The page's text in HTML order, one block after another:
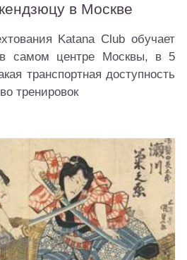
в Москве
Katana Club обучает
самом центре Москвы, в 5
транспортная доступность
тренировок